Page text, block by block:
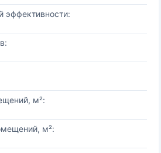
эффективности:
м²:
м²: